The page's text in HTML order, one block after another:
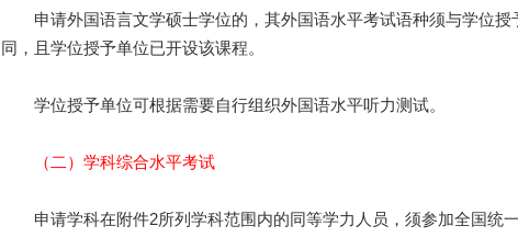
申请外国语言文学硕士学位的，其外国语水平考试语种须与学位授
同，且学位授予单位已开设该课程。
学位授予单位可根据需要自行组织外国语水平听力测试。
（二）学科综合水平考试
申请学科在附件2所列学科范围内的同等学力人员，须参加全国统